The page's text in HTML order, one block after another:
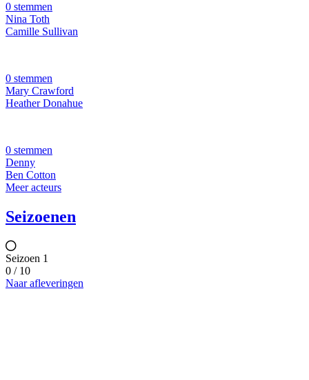
0 stemmen
Nina Toth
Camille Sullivan
0 stemmen
Mary Crawford
Heather Donahue
0 stemmen
Denny
Ben Cotton
Meer acteurs
Seizoenen
Seizoen 1
0 / 10
Naar afleveringen